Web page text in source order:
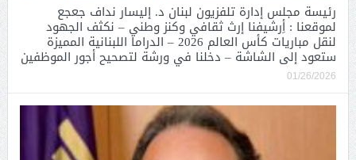
رئيسة مجلس إدارة تلفزيون لبنان د. إليسار نداف جعجع
لموقعنا : أِرشيفنا إرث ثقافي وكنز وطني – نكثف الجهود
لنقل مباريات كأس العالم 2026 – الدراما اللبنانية المميزة
ستعود إلى الشاشة – دخلنا في ورشة لتصحيح أجور الموظفين
01/26/2026